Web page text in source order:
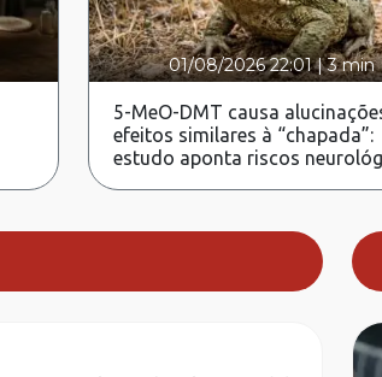
01/08/2026 22:01|3 min
5-MeO-DMT causa
efeitos similares à “chapada”:
estudo aponta riscos